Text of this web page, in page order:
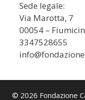
Sede legale:
Via Marotta, 7
00054 –
3347528655
© 2026 Fondazione